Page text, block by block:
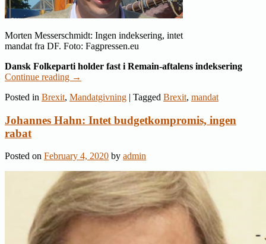
Morten Messerschmidt: Ingen indeksering, intet
mandat fra DF. Foto: Fagpressen.eu
Dansk Folkeparti holder fast i Remain-aftalens indeksering
Continue reading →
Posted in Brexit, Mandatgivning | Tagged Brexit, mandat
Johannes Hahn: Intet budgetkompromis, ingen
rabat
Posted on February 4, 2020 by admin